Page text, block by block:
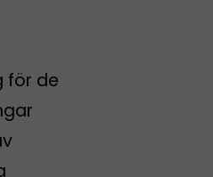
för de